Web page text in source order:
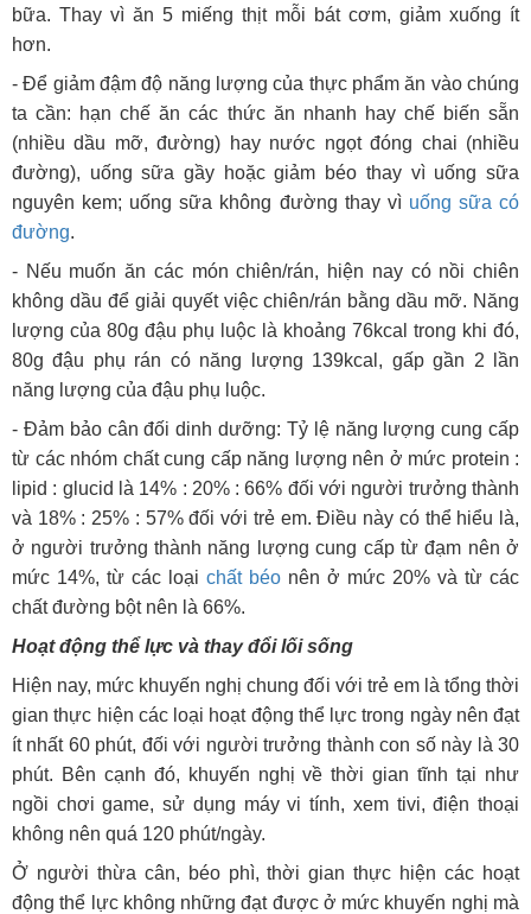
bữa. Thay vì ăn 5 miếng thịt mỗi bát cơm, giảm xuống ít
hơn.
- Để giảm đậm độ năng lượng của thực phẩm ăn vào chúng
ta cần: hạn chế ăn các thức ăn nhanh hay chế biến sẵn
(nhiều dầu mỡ, đường) hay nước ngọt đóng chai (nhiều
đường), uống sữa gầy hoặc giảm béo thay vì uống sữa
nguyên kem; uống sữa không đường thay vì uống sữa có
đường.
- Nếu muốn ăn các món chiên/rán, hiện nay có nồi chiên
không dầu để giải quyết việc chiên/rán bằng dầu mỡ. Năng
lượng của 80g đậu phụ luộc là khoảng 76kcal trong khi đó,
80g đậu phụ rán có năng lượng 139kcal, gấp gần 2 lần
năng lượng của đậu phụ luộc.
- Đảm bảo cân đối dinh dưỡng: Tỷ lệ năng lượng cung cấp
từ các nhóm chất cung cấp năng lượng nên ở mức protein :
lipid : glucid là 14% : 20% : 66% đối với người trưởng thành
và 18% : 25% : 57% đối với trẻ em. Điều này có thể hiểu là,
ở người trưởng thành năng lượng cung cấp từ đạm nên ở
mức 14%, từ các loại chất béo nên ở mức 20% và từ các
chất đường bột nên là 66%.
Hoạt động thể lực và thay đổi lối sống
Hiện nay, mức khuyến nghị chung đối với trẻ em là tổng thời
gian thực hiện các loại hoạt động thể lực trong ngày nên đạt
ít nhất 60 phút, đối với người trưởng thành con số này là 30
phút. Bên cạnh đó, khuyến nghị về thời gian tĩnh tại như
ngồi chơi game, sử dụng máy vi tính, xem tivi, điện thoại
không nên quá 120 phút/ngày.
Ở người thừa cân, béo phì, thời gian thực hiện các hoạt
động thể lực không những đạt được ở mức khuyến nghị mà